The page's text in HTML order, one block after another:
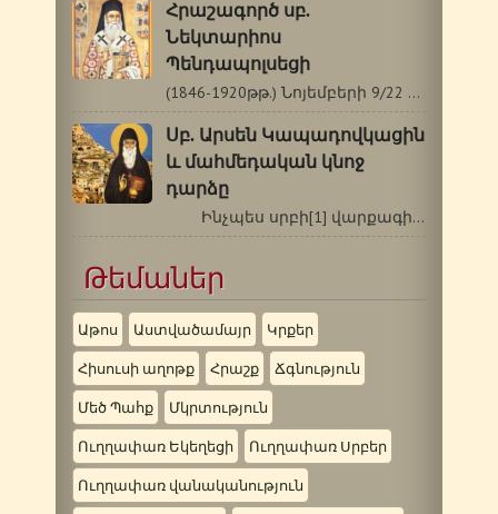
Հրաշագործ սբ.
Նեկտարիոս
Պենդապոլսեցի
(1846-1920թթ.) Նոյեմբերի 9/22 Սբ. Նեկտարիոսը…
Սբ. Արսեն Կապադովկացին
և մահմեդական կնոջ
դարձը
Ինչպես սրբի[1] վարքագիրն…
Թեմաներ
Աթոս Աստվածամայր Կրքեր
Հիսուսի աղոթք Հրաշք Ճգնություն
Մեծ Պահք Մկրտություն
Ուղղափառ Եկեղեցի Ուղղափառ Սրբեր
Ուղղափառ վանականություն